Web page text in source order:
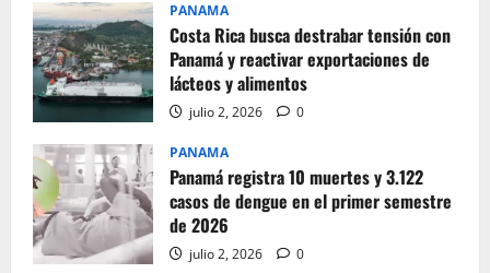
PANAMA
Costa Rica busca destrabar tensión con
Panamá y reactivar exportaciones de
lácteos y alimentos
julio 2, 2026 0
PANAMA
Panamá registra 10 muertes y 3.122
casos de dengue en el primer semestre
de 2026
julio 2, 2026 0